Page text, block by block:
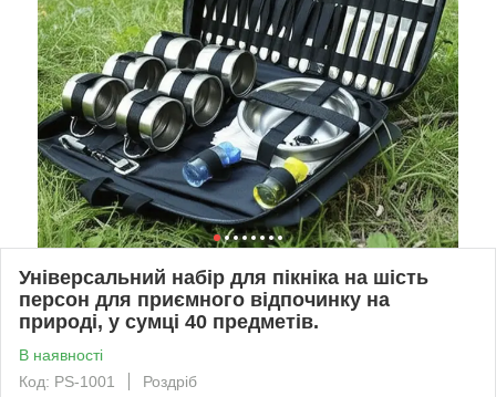
Універсальний набір для пікніка на шість
персон для приємного відпочинку на
природі, у сумці 40 предметів.
В наявності
Код: PS-1001
Роздріб